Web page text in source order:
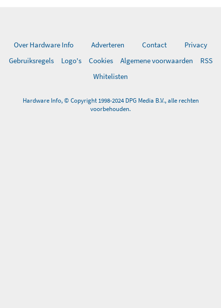
Over Hardware Info Adverteren Contact
Privacy
Gebruiksregels
Logo's Cookies Algemene voorwaarden
RSS
Whitelisten
Hardware Info, © Copyright 1998-2024 DPG Media B.V., alle rechten
voorbehouden.